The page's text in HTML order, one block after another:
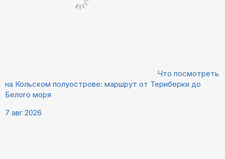
Что посмотреть
на Кольском полуострове: маршрут от Териберки до
Белого моря
7 авг 2026